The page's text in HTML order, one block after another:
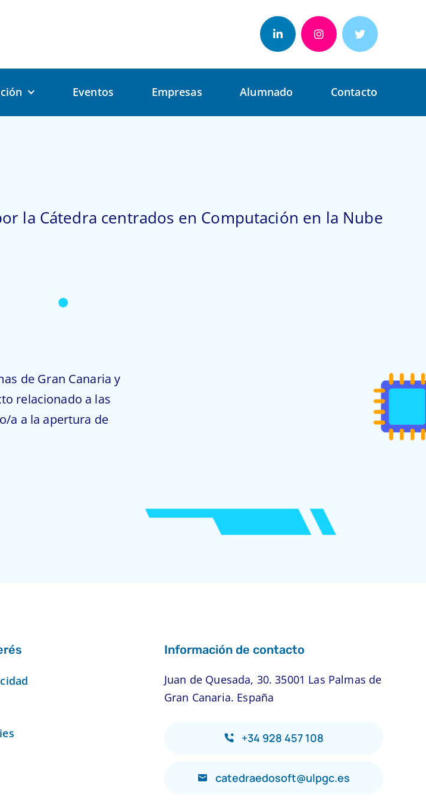
Eventos Empresas Alumnado Contacto
la Cátedra centrados en Computación en la Nube
de Gran Canaria y
relacionado a las
a a la apertura de
Información de contacto
Juan de Quesada, 30. 35001 Las Palmas de
Gran Canaria. España
+34 928 457 108
catedraedosoft@ulpgc.es